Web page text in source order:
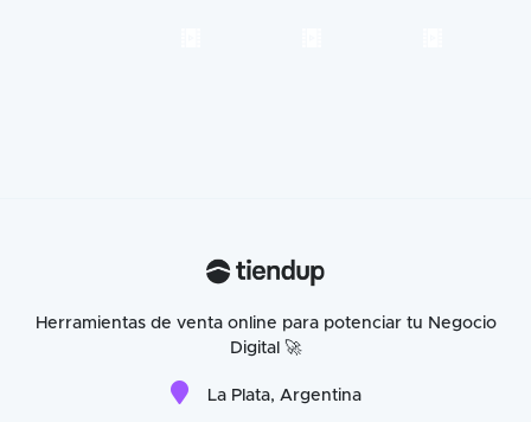
Herramientas de venta online para potenciar tu Negocio
Digital 🚀
La Plata, Argentina